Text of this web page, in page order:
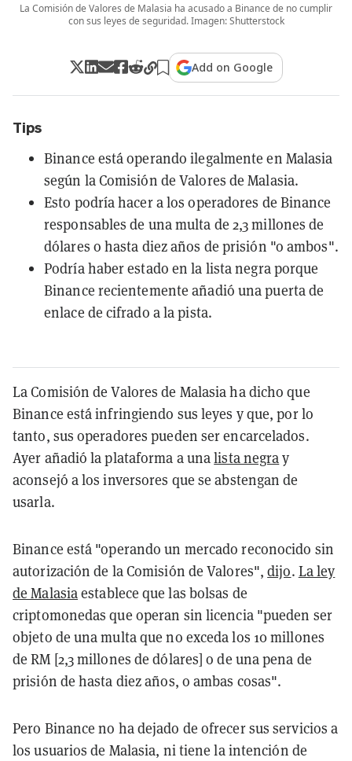
La Comisión de Valores de Malasia ha acusado a Binance de no cumplir
con sus leyes de seguridad. Imagen: Shutterstock
Add on Google
Tips
Binance está operando ilegalmente en Malasia
según la Comisión de Valores de Malasia.
Esto podría hacer a los operadores de Binance
responsables de una multa de 2,3 millones de
dólares o hasta diez años de prisión "o ambos".
Podría haber estado en la lista negra porque
Binance recientemente añadió una puerta de
enlace de cifrado a la pista.
La Comisión de Valores de Malasia ha dicho que
Binance está infringiendo sus leyes y que, por lo
tanto, sus operadores pueden ser encarcelados.
Ayer añadió la plataforma a unalista negray
aconsejó a los inversores que se abstengan de
usarla.
Binance está "operando un mercado reconocido sin
autorización de la Comisión de Valores",dijo. La ley
de Malasiaestablece que las bolsas de
criptomonedas que operan sin licencia "pueden ser
objeto de una multa que no exceda los 10 millones
de RM [2,3 millones de dólares] o de una pena de
prisión de hasta diez años, o ambas cosas".
Pero Binance no ha dejado de ofrecer sus servicios a
los usuarios de Malasia, ni tiene la intención de